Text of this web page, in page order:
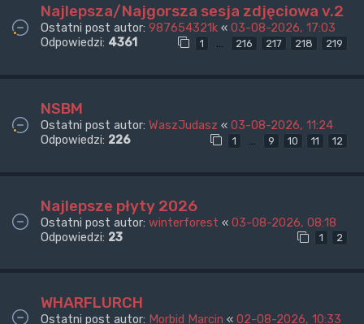
Najlepsza/Najgorsza sesja zdjęciowa v.2
Ostatni post autor: 987654321k « 03-08-2026, 17:03
Odpowiedzi: 4361 1 … 216 217 218 219
NSBM
Ostatni post autor: WaszJudasz « 03-08-2026, 11:24
Odpowiedzi: 226 1 … 9 10 11 12
Najlepsze płyty 2026
Ostatni post autor: winterforest « 03-08-2026, 08:18
Odpowiedzi: 23 1 2
WHARFLURCH
Ostatni post autor: Morbid Marcin « 02-08-2026, 10:33